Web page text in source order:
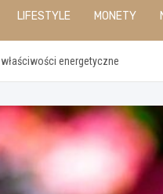
LIFESTYLE MONETY
energetyczne